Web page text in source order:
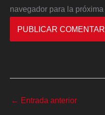
navegador para la
← Entrada anterior